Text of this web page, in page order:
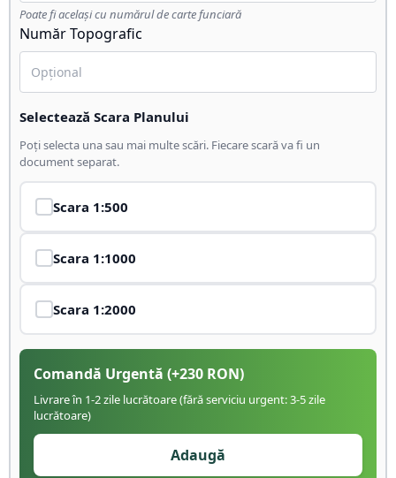
Poate fi același cu numărul de carte funciară
Număr Topografic
Selectează Scara Planului
Poți selecta una sau mai multe scări. Fiecare scară va fi un
document separat.
Scara 1:500
Scara 1:1000
Scara 1:2000
Comandă Urgentă (+230 RON)
Livrare în 1-2 zile lucrătoare (fără serviciu urgent: 3-5 zile
lucrătoare)
Adaugă